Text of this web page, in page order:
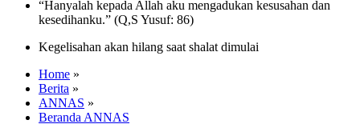
“Hanyalah kepada Allah aku mengadukan kesusahan dan
kesedihanku.” (Q,S Yusuf: 86)
Kegelisahan akan hilang saat shalat dimulai
Home »
Berita »
ANNAS »
Beranda ANNAS